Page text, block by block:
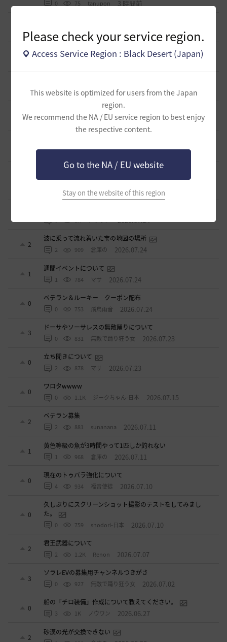
Please check your service region.
Access Service Region : Black Desert (Japan)
This website is optimized for users from the Japan
region.
We recommend the NA / EU service region to best enjoy
the respective content.
Go to the NA / EU website
Stay on the website of this region
0 75 tanupon 3 時間前
0 249 ノウワン 1 日前
0
ミルの木遺跡(狩場)への行き方について
2 346 歩くマシュマロ-日本 1 日前
9
エマ・バルタリの記録日誌 9～12章について
1 779 飛鳥雨音 5 日前
0 958 黒い砂漠 7 日前
【ギルド名声】2026ハイデル宴会スクショ【どうなる？】
（2026年ギルド名声アプデリンク追記）
865 セルベリア 2026.07.27
0 1K ノウワン 2026.07.24
2
波に乗って流れ着いた宝の地図の場所
2 909 倉庫の 2026.07.24
1
週間イベントについて
1 784 マサ 2026.07.24
0
ベテラン＆ルーキー クーポン配布
0 753 飛鳥雨音 2026.07.24
3
ドーサやソーサレスの無敵踊りについて
0 831 無敵で踊り狂う女 2026.07.23
0
立ち聞きについて
2 878 マサ 2026.07.23
0
ワロタwwww
0 1.1K ジークちゃん-日本 2026.07.15
2
ベテラン募集
2 881 sunanana 2026.07.11
1
黄色等級の魚が3時間やって1匹しか釣れない
1 968 倉庫の 2026.07.11
0
現在のトゥバラ強化について
4 934 福音使徒 2026.07.10
0
久しぶりにスクリーンショット撮影のテストをしてみまし
た。
0 759 shodori-日本 2026.07.10
2
君王武器について
2 1.2K Renon 2026.07.07
3
ソラレEVの募集用チャンネルつきがさ
0 927 無敵で踊り狂う女 2026.07.02
0
船の「チロ装備」作成について教えてください。
3 1K ノウワン 2026.06.27
2
砂漠の光が交換できない